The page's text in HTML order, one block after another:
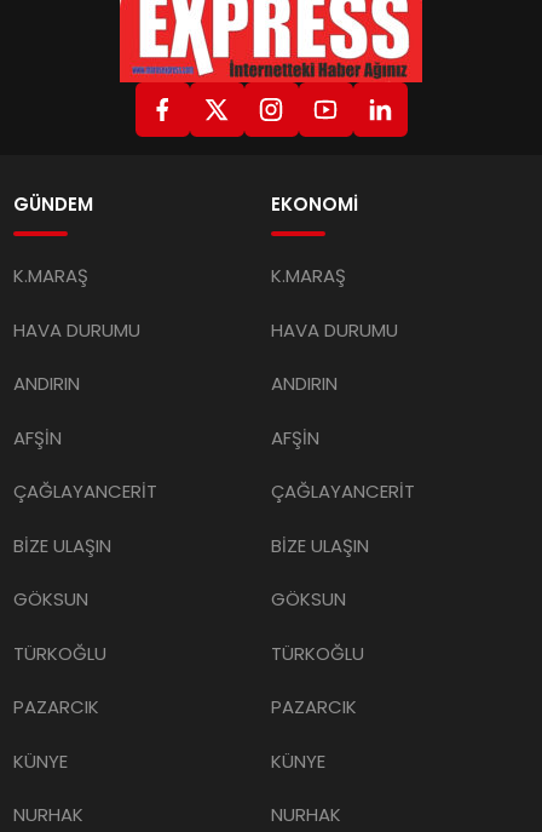
GÜNDEM
K.MARAŞ
HAVA DURUMU
ANDIRIN
AFŞİN
ÇAĞLAYANCERİT
BİZE ULAŞIN
GÖKSUN
TÜRKOĞLU
PAZARCIK
KÜNYE
NURHAK
EKONOMİ
K.MARAŞ
HAVA DURUMU
ANDIRIN
AFŞİN
ÇAĞLAYANCERİT
BİZE ULAŞIN
GÖKSUN
TÜRKOĞLU
PAZARCIK
KÜNYE
NURHAK